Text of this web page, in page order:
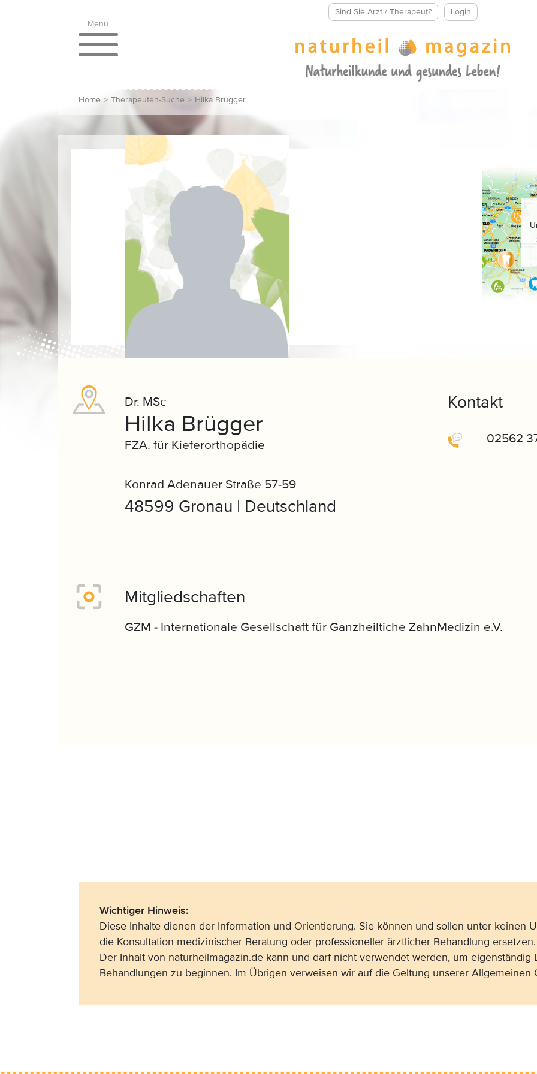
Sind Sie Arzt / Therapeut?
Login
Menü
Home > Therapeuten-Suche > Hilka Brügger
Dr. MSc
Hilka Brügger
FZA. für Kieferorthopädie
Konrad Adenauer Straße 57-59
48599 Gronau | Deutschland
Kontakt
02562
Mitgliedschaften
GZM - Internationale Gesellschaft für Ganzheiltiche ZahnMedizin e.V.
Wichtiger Hinweis:
Diese Inhalte dienen der Information und Orientierung. Sie können und sollen unter keinen
die Konsultation medizinischer Beratung oder professioneller ärztlicher Behandlung ersetzen.
Der Inhalt von naturheilmagazin.de kann und darf nicht verwendet werden, um eigenständig
Behandlungen zu beginnen. Im Übrigen verweisen wir auf die Geltung unserer